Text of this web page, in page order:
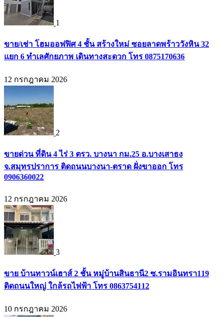
1
ขาย/เช่า โฮมออฟฟิศ 4 ชั้น สร้างใหม่ ซอยลาดพร้าววังหิน 32
แยก 6 ทำเลศักยภาพ เดินทางสะดวก โทร 0875170636
12 กรกฎาคม 2026
2
ขายด่วน ที่ดิน 4 ไร่ 3 ตรว. บางนา กม.25 อ.บางเสาธง
จ.สมุทรปราการ ติดถนนบางนา-ตราด ฝั่งขาออก โทร
0906360022
12 กรกฎาคม 2026
3
ขาย บ้านทาวน์เฮาส์ 2 ชั้น หมู่บ้านสินธานี2 ซ.รามอินทรา119
ติดถนนใหญ่ ใกล้รถไฟฟ้า โทร 0863754112
10 กรกฎาคม 2026